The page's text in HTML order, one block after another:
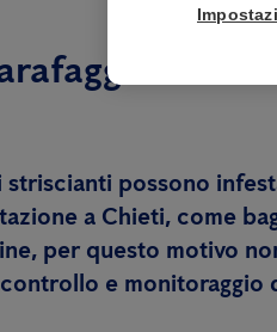
nelle
striscianti possono
a Chieti, come
per questo motivo
e monitoraggio